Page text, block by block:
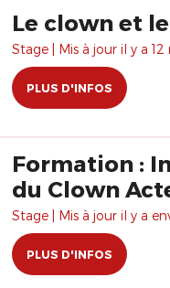
Le clown et
Stage | Mis à jour il y a 12
PLUS D'INFOS
Formation :
du Clown
Stage | Mis à jour il y a
PLUS D'INFOS